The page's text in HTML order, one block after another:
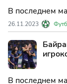
В последнем
полузащитник
своим
назначению
26.11.2023
В последнем